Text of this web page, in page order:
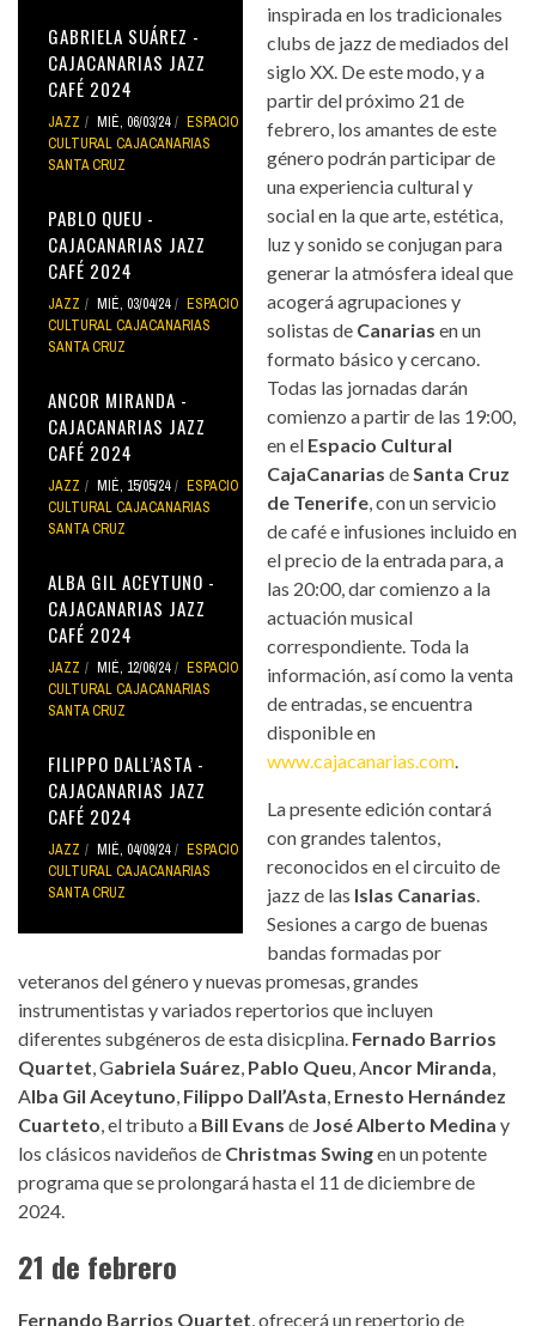
GABRIELA SUÁREZ -
CAJACANARIAS JAZZ
CAFÉ 2024
JAZZ MIÉ, 06/03/24
ESPACIO
CULTURAL CAJACANARIAS
SANTA CRUZ
PABLO QUEU -
CAJACANARIAS JAZZ
CAFÉ 2024
JAZZ MIÉ, 03/04/24
ESPACIO
CULTURAL CAJACANARIAS
SANTA CRUZ
ANCOR MIRANDA -
CAJACANARIAS JAZZ
CAFÉ 2024
JAZZ MIÉ, 15/05/24
ESPACIO
CULTURAL CAJACANARIAS
SANTA CRUZ
ALBA GIL ACEYTUNO -
CAJACANARIAS JAZZ
CAFÉ 2024
JAZZ MIÉ, 12/06/24
ESPACIO
CULTURAL CAJACANARIAS
SANTA CRUZ
FILIPPO DALL’ASTA -
CAJACANARIAS JAZZ
CAFÉ 2024
JAZZ MIÉ, 04/09/24
ESPACIO
CULTURAL CAJACANARIAS
SANTA CRUZ
inspirada en los tradicionales
clubs de jazz de mediados del
siglo XX. De este modo, y a
partir del próximo 21 de
febrero, los amantes de este
género podrán participar de
una experiencia cultural y
social en la que arte, estética,
luz y sonido se conjugan para
generar la atmósfera ideal que
acogerá agrupaciones y
solistas de Canariasen un
formato básico y cercano.
Todas las jornadas darán
comienzo a partir de las 19:00,
en el Espacio Cultural
CajaCanarias deSanta Cruz
de Tenerife, con un servicio
de café e infusiones incluido en
el precio de la entrada para, a
las 20:00, dar comienzo a la
actuación musical
correspondiente. Toda la
información, así como la venta
de entradas, se encuentra
disponible en
www.cajacanarias.com.
La presente edición contará
con grandes talentos,
reconocidos en el circuito de
jazz de las Islas Canarias.
Sesiones a cargo de buenas
bandas formadas por
veteranos del género y nuevas promesas, grandes
instrumentistas y variados repertorios que incluyen
diferentes subgéneros de esta disicplina. Fernado Barrios
Quartet, Gabriela Suárez, Pablo Queu, Ancor Miranda,
Alba Gil Aceytuno, Filippo Dall’Asta, Ernesto Hernández
Cuarteto, el tributo a Bill Evans de José Alberto Medina y
los clásicos navideños de Christmas Swingen un potente
programa que se prolongará hasta el 11 de diciembre de
2024.
21 de febrero
Fernando Barrios Quartet, ofrecerá un repertorio de